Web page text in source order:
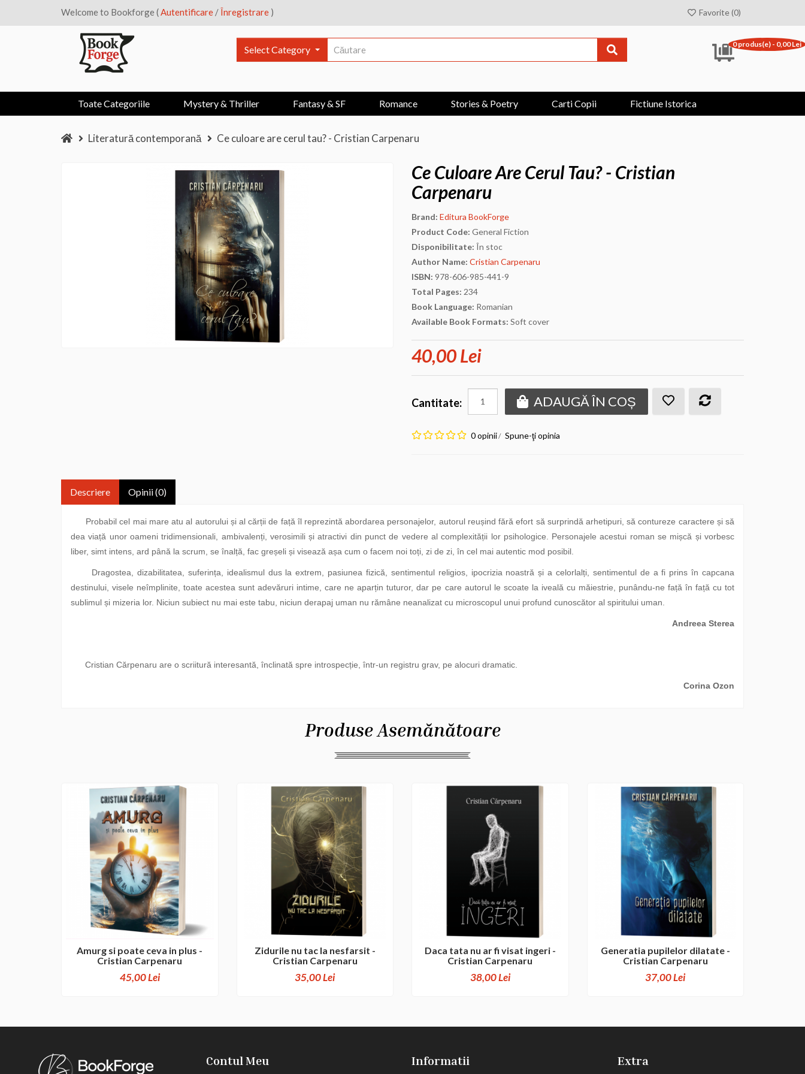
Welcome to Bookforge (Autentificare /Înregistrare ) Favorite (0)
Select Category 0 produs(e) - 0,00 Lei
Toate Categoriile Mystery & Thriller Fantasy & SF Romance Stories & Poetry Carti Copii Fictiune Istorica
Literatură contemporană Ce culoare are cerul tau? - Cristian Carpenaru
Ce Culoare Are Cerul Tau? - Cristian
Carpenaru
Brand: Editura BookForge
Product Code: General Fiction
Disponibilitate: În stoc
Author Name: Cristian Carpenaru
ISBN: 978-606-985-441-9
Total Pages: 234
Book Language: Romanian
Available Book Formats: Soft cover
40,00 Lei
Cantitate: ADAUGĂ ÎN COȘ
0 opinii/ Spune-ţi opinia
Descriere Opinii (0)
Probabil cel mai mare atu al autorului și al cărții de față îl reprezintă abordarea personajelor, autorul reușind fără efort să surprindă arhetipuri, să contureze caractere și să
dea viață unor oameni tridimensionali, ambivalenți, verosimili și atractivi din punct de vedere al complexității lor psihologice. Personajele acestui roman se mișcă și vorbesc
liber, simt intens, ard până la scrum, se înalță, fac greșeli și visează așa cum o facem noi toți, zi de zi, în cel mai autentic mod posibil.
Dragostea, dizabilitatea, suferința, idealismul dus la extrem, pasiunea fizică, sentimentul religios, ipocrizia noastră și a celorlalți, sentimentul de a fi prins în capcana
destinului, visele neîmplinite, toate acestea sunt adevăruri intime, care ne aparțin tuturor, dar pe care autorul le scoate la iveală cu măiestrie, punându-ne față în față cu tot
sublimul și mizeria lor. Niciun subiect nu mai este tabu, niciun derapaj uman nu rămâne neanalizat cu microscopul unui profund cunoscător al spiritului uman.
Andreea Sterea
Cristian Cărpenaru are o scriitură interesantă, înclinată spre introspecție, într-un registru grav, pe alocuri dramatic.
Corina Ozon
Produse Asemănătoare
Amurg si poate ceva in plus -
Cristian Carpenaru
45,00 Lei
Zidurile nu tac la nesfarsit -
Cristian Carpenaru
35,00 Lei
Daca tata nu ar fi visat ingeri -
Cristian Carpenaru
38,00 Lei
Generatia pupilelor dilatate -
Cristian Carpenaru
37,00 Lei
Contul Meu Informatii Extra